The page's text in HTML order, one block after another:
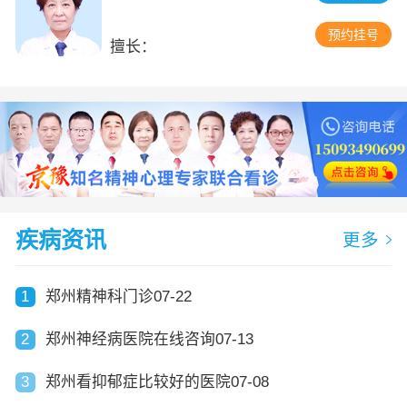
擅长：
预约挂号
疾病资讯 更多
1 郑州精神科门诊07-22
2 郑州神经病医院在线咨询07-13
3 郑州看抑郁症比较好的医院07-08